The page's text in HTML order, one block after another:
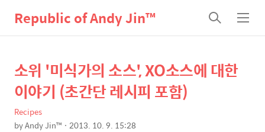
Republic of Andy Jin™
검
색
메
뉴
상
세
텐
본
제
목
소위 '미식가의 소스', XO소스에 대한
이야기 (초간단 레시피 포함)
Recipes
byAndy Jin™ 2013. 10. 9. 15:28